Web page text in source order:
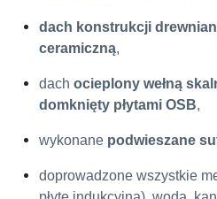
dach konstrukcji
ceramiczną,
dach ocieplony wełną
domknięty płytami OSB,
wykonane podwieszane
doprowadzone wszystkie